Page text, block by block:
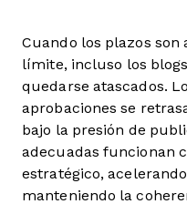
Cuando los plazos
límite, incluso los
quedarse atascados.
aprobaciones se
bajo la presión de
adecuadas funcionan
estratégico,
manteniendo la